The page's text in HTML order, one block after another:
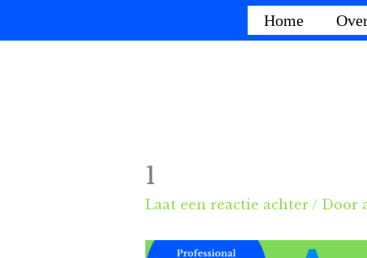
Home
1
Laat een reactie achter / Door